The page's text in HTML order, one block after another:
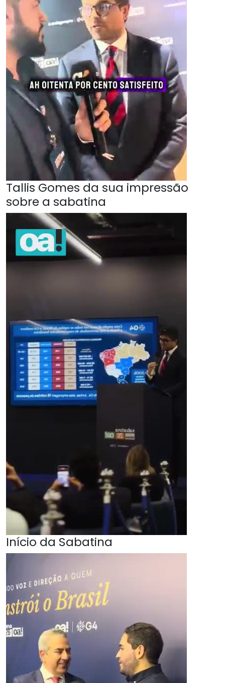
Tallis Gomes da sua impressão
sobre a sabatina
Início da Sabatina